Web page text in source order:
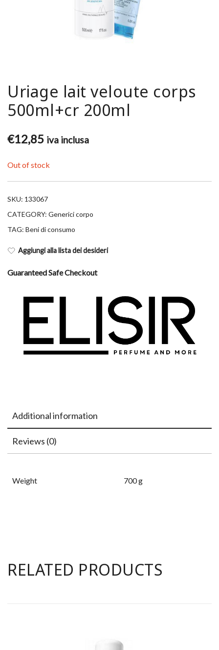
Uriage lait veloute corps
500ml+cr 200ml
€12,85 iva inclusa
Out of stock
SKU: 133067
CATEGORY: Generici corpo
TAG: Beni di consumo
Aggiungi alla lista dei desideri
Guaranteed Safe Checkout
Additional information
Reviews (0)
Weight 700 g
RELATED PRODUCTS